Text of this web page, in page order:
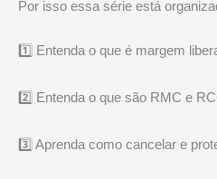
Por isso essa série está
1️⃣ Entenda o que é margem
2️⃣ Entenda o que são RMC e
3️⃣ Aprenda como cancelar e